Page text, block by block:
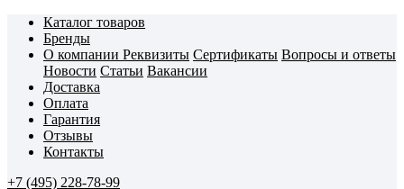
Каталог товаров
Бренды
О компании Реквизиты Сертификаты Вопросы и ответы
Новости Статьи Вакансии
Доставка
Оплата
Гарантия
Отзывы
Контакты
+7 (495) 228-78-99